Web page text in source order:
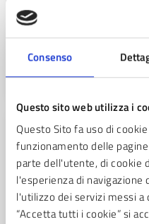
Consenso
Questo sito web utilizza i
Questo Sito fa uso di
funzionamento delle
parte dell'utente, di cookie
l'esperienza di
l'utilizzo dei servizi messi a
“Accetta tutti i cookie” si
Mobilità sostenibile
LEGGI TUTTO